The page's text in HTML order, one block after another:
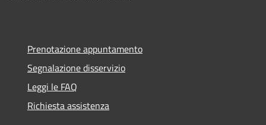
Prenotazione appuntamento
Segnalazione disservizio
Leggi le FAQ
Richiesta assistenza